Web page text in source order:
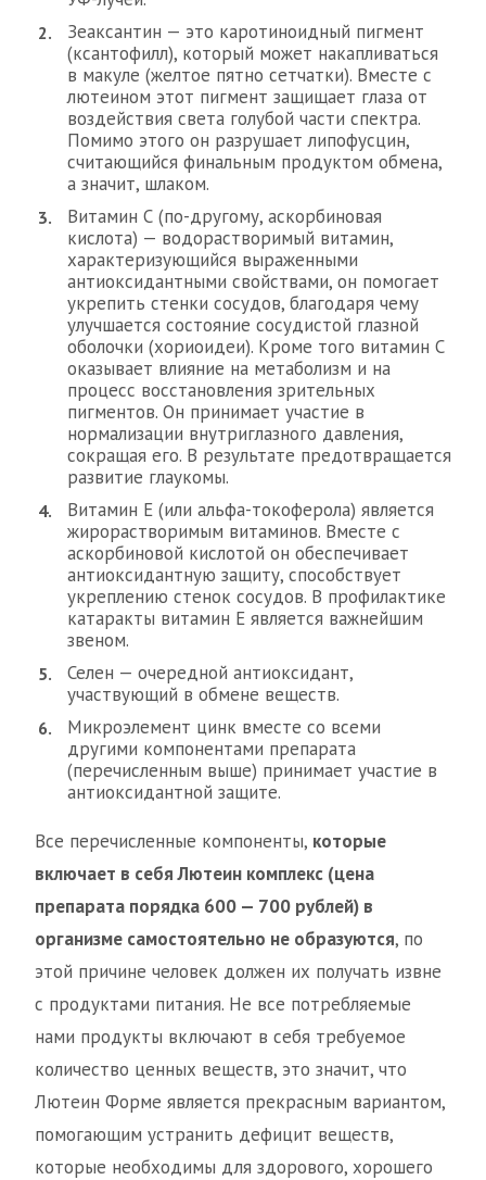
Зеаксантин — это каротиноидный пигмент
(ксантофилл), который может накапливаться
в макуле (желтое пятно сетчатки). Вместе с
лютеином этот пигмент защищает глаза от
воздействия света голубой части спектра.
Помимо этого он разрушает липофусцин,
считающийся финальным продуктом обмена,
а значит, шлаком.
Витамин С (по-другому, аскорбиновая
кислота) — водорастворимый витамин,
характеризующийся выраженными
антиоксидантными свойствами, он помогает
укрепить стенки сосудов, благодаря чему
улучшается состояние сосудистой глазной
оболочки (хориоидеи). Кроме того витамин С
оказывает влияние на метаболизм и на
процесс восстановления зрительных
пигментов. Он принимает участие в
нормализации внутриглазного давления,
сокращая его. В результате предотвращается
развитие глаукомы.
Витамин Е (или альфа-токоферола) является
жирорастворимым витаминов. Вместе с
аскорбиновой кислотой он обеспечивает
антиоксидантную защиту, способствует
укреплению стенок сосудов. В профилактике
катаракты витамин Е является важнейшим
звеном.
Селен — очередной антиоксидант,
участвующий в обмене веществ.
Микроэлемент цинк вместе со всеми
другими компонентами препарата
(перечисленным выше) принимает участие в
антиоксидантной защите.
Все перечисленные компоненты, которые
включает в себя Лютеин комплекс (цена
препарата порядка 600 — 700 рублей) в
организме самостоятельно не образуются, по
этой причине человек должен их получать извне
с продуктами питания. Не все потребляемые
нами продукты включают в себя требуемое
количество ценных веществ, это значит, что
Лютеин Форме является прекрасным вариантом,
помогающим устранить дефицит веществ,
которые необходимы для здорового, хорошего